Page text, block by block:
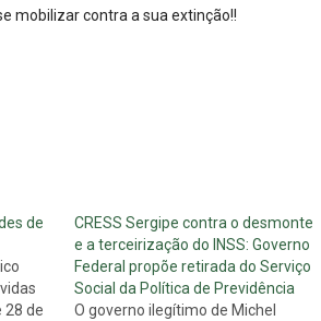
mobilizar contra a sua extinção!!
de
28 de
CRESS Sergipe contra o desmonte
e a terceirização do INSS: Governo
Federal propõe retirada do Serviço
Social da Política de Previdência
O governo ilegítimo de Michel